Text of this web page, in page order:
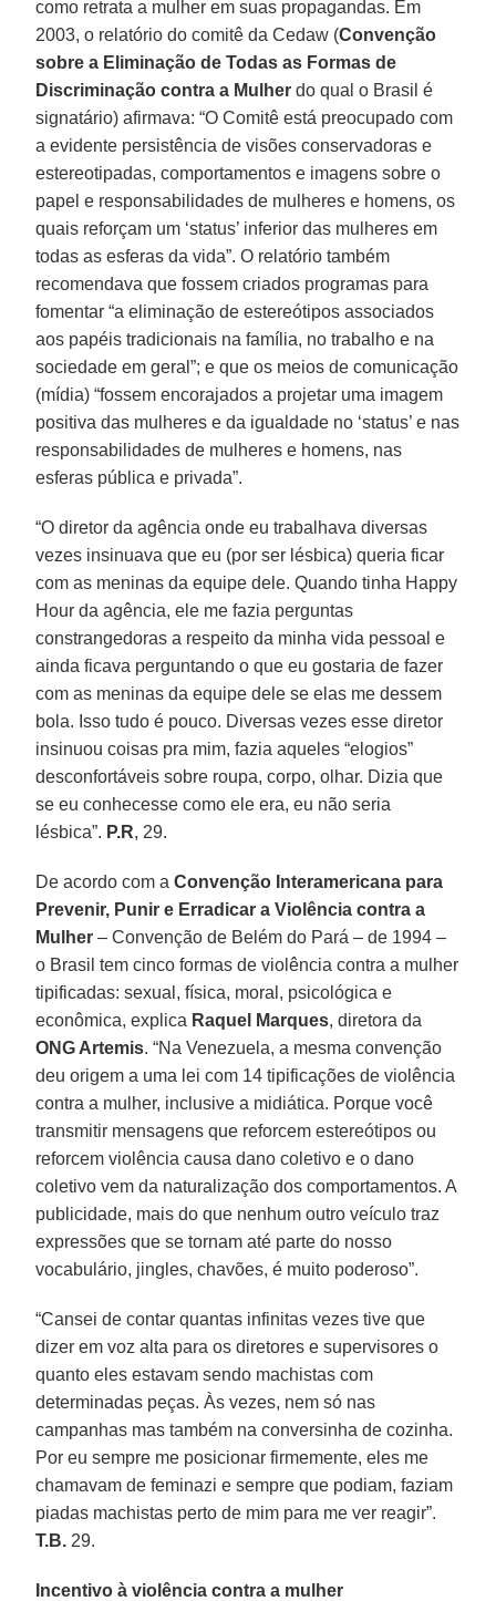
como retrata a mulher em suas propagandas. Em
2003, o relatório do comitê da Cedaw (Convenção
sobre a Eliminação de Todas as Formas de
Discriminação contra a Mulher do qual o Brasil é
signatário) afirmava: “O Comitê está preocupado com
a evidente persistência de visões conservadoras e
estereotipadas, comportamentos e imagens sobre o
papel e responsabilidades de mulheres e homens, os
quais reforçam um ‘status’ inferior das mulheres em
todas as esferas da vida”. O relatório também
recomendava que fossem criados programas para
fomentar “a eliminação de estereótipos associados
aos papéis tradicionais na família, no trabalho e na
sociedade em geral”; e que os meios de comunicação
(mídia) “fossem encorajados a projetar uma imagem
positiva das mulheres e da igualdade no ‘status’ e nas
responsabilidades de mulheres e homens, nas
esferas pública e privada”.
“O diretor da agência onde eu trabalhava diversas
vezes insinuava que eu (por ser lésbica) queria ficar
com as meninas da equipe dele. Quando tinha Happy
Hour da agência, ele me fazia perguntas
constrangedoras a respeito da minha vida pessoal e
ainda ficava perguntando o que eu gostaria de fazer
com as meninas da equipe dele se elas me dessem
bola. Isso tudo é pouco. Diversas vezes esse diretor
insinuou coisas pra mim, fazia aqueles “elogios”
desconfortáveis sobre roupa, corpo, olhar. Dizia que
se eu conhecesse como ele era, eu não seria
lésbica”. P.R, 29.
De acordo com aConvenção Interamericana para
Prevenir, Punir e Erradicar a Violência contra a
Mulher – Convenção de Belém do Pará – de 1994 –
o Brasil tem cinco formas de violência contra a mulher
tipificadas: sexual, física, moral, psicológica e
econômica, explica Raquel Marques, diretora da
ONG Artemis. “Na Venezuela, a mesma convenção
deu origem a uma lei com 14 tipificações de violência
contra a mulher, inclusive a midiática. Porque você
transmitir mensagens que reforcem estereótipos ou
reforcem violência causa dano coletivo e o dano
coletivo vem da naturalização dos comportamentos. A
publicidade, mais do que nenhum outro veículo traz
expressões que se tornam até parte do nosso
vocabulário, jingles, chavões, é muito poderoso”.
“Cansei de contar quantas infinitas vezes tive que
dizer em voz alta para os diretores e supervisores o
quanto eles estavam sendo machistas com
determinadas peças. Às vezes, nem só nas
campanhas mas também na conversinha de cozinha.
Por eu sempre me posicionar firmemente, eles me
chamavam de feminazi e sempre que podiam, faziam
piadas machistas perto de mim para me ver reagir”.
T.B. 29.
Incentivo à violência contra a mulher